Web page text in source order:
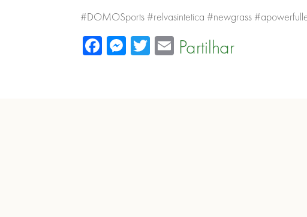
#DOMOSports #relvasintetica #newgrass
Facebook
Messenger
TwitterEmail
Partilhar